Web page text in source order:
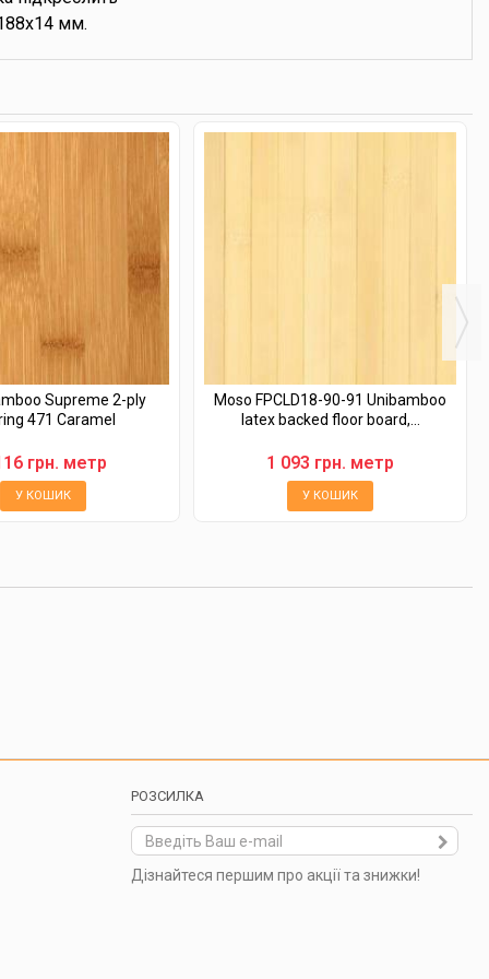
мм.
Supreme 2-ply
471 Caramel
грн. метр
У КОШИК
Moso FPCLD18-90-91 Unibamboo
latex backed floor board,...
1 093 грн. метр
У КОШИК
РОЗСИЛКА
Дізнайтеся першим про акції та знижки!